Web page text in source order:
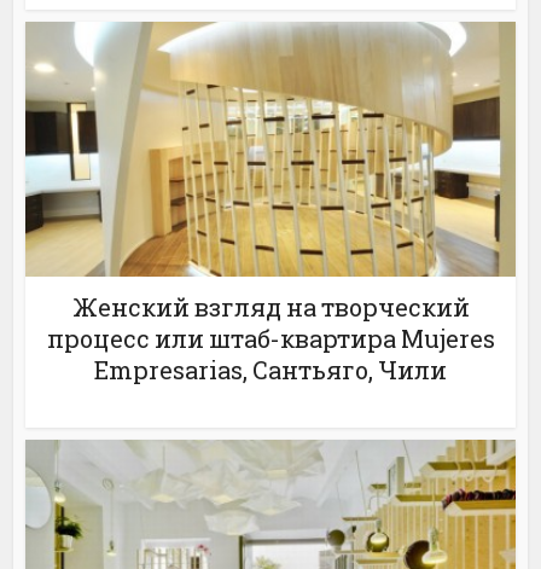
Женский взгляд на творческий
процесс или штаб-квартира Mujeres
Empresarias, Сантьяго, Чили